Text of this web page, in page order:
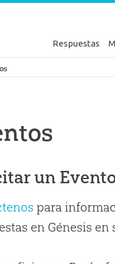
Respuestas
Génesis
un
para
en Génesis